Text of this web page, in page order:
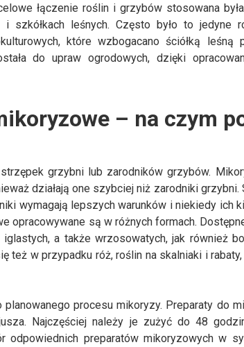
łączenie roślin i grzybów stosowana
szkółkach leśnych. Często było to jedyne
które wzbogacano ściółką leśną
do upraw ogrodowych, dzięki
– na czym
grzybni lub zarodników grzybów.
działają one szybciej niż zarodniki grzybni.
wymagają lepszych warunków i niekiedy ich
opracowywane są w różnych formach.
a także wrzosowatych, jak również
w przypadku róż, roślin na skalniaki i
procesu mikoryzy. Preparaty do
Najczęściej należy je zużyć do 48
odpowiednich preparatów mikoryzowych w